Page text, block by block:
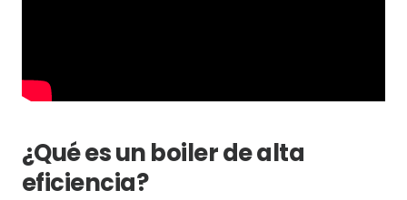
¿Qué es un boiler de alta
eficiencia?